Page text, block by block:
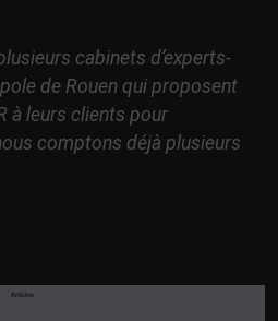
cabinets d’experts-
de Rouen qui proposent
à leurs clients pour
comptons déjà plusieurs